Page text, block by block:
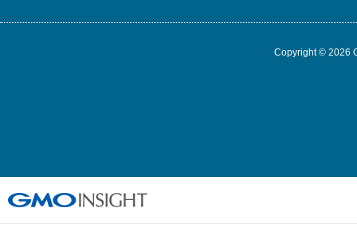
Copyright © 2026